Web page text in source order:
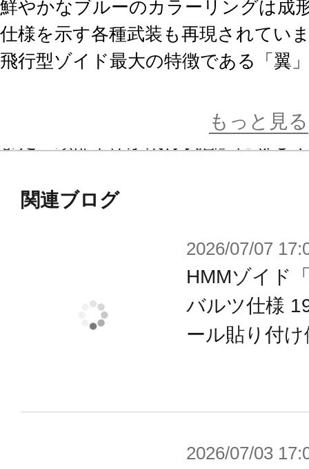
鮮やかなブルーのカラーリングは成
仕様を示す各種武装も再現されてい
飛行型ゾイド最大の特徴である「翼
解釈によるスタンバイ状態」も再現
されてる等、
「ジェミー・へメロス」のパイロッ
別売の各種ベースを使用すれば、飛
もっと見る
関連ブログ
2026/07/07
HMMゾイド
バルツ仕様
ール貼り付
2026/07/03